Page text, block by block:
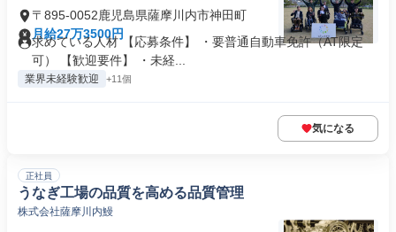
〒895-0052鹿児島県薩摩川内市神田町
月給27万3500円
求めている人材 【応募条件】 ・要普通自動車免許（AT限定
可） 【歓迎要件】 ・未経...
業界未経験歓迎 +11個
気になる
正社員
うなぎ工場の品質を高める品質管理
株式会社薩摩川内鰻